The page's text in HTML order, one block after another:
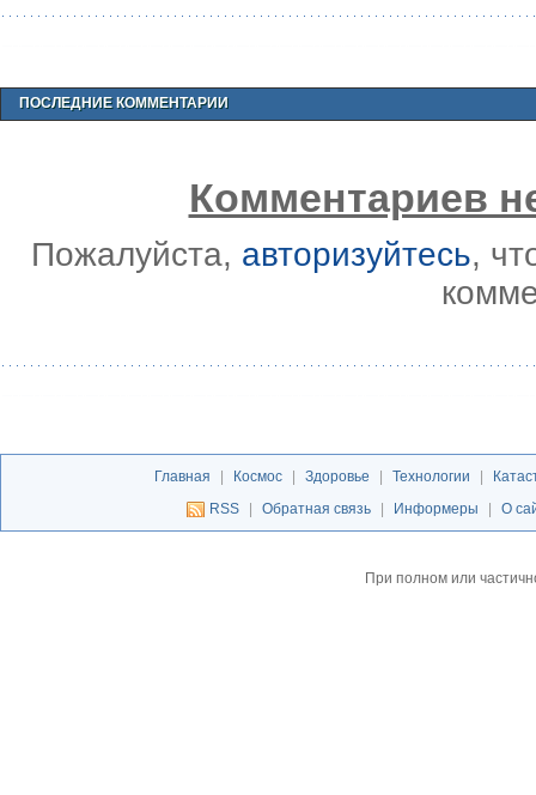
ПОСЛЕДНИЕ КОММЕНТАРИИ
Комментариев
Пожалуйста, авторизуйтесь,
Главная Космос Здоровье Технологии
RSS
Обратная связь Информеры О
При полном или